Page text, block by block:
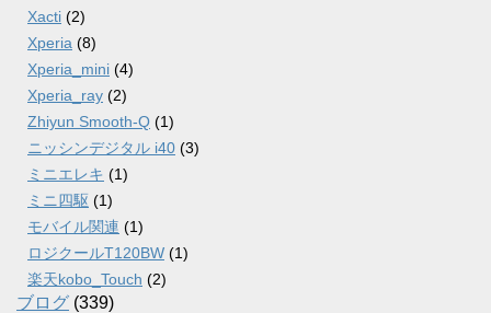
Xacti (2)
Xperia (8)
Xperia_mini (4)
Xperia_ray (2)
Zhiyun Smooth-Q (1)
ニッシンデジタル i40 (3)
ミニエレキ (1)
ミニ四駆 (1)
モバイル関連 (1)
ロジクールT120BW (1)
楽天kobo_Touch (2)
ブログ (339)